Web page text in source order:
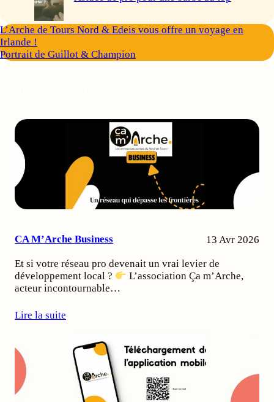
L’Arche de Tours Nord & Edeis vous offre un voyage en
Irlande !
Portrait de Guillot & Champion
CA M’Arche Business 13 Avr 2026
Et si votre réseau pro devenait un vrai levier de
développement local ?
L’association Ça m’Arche,
acteur incontournable…
Lire la suite